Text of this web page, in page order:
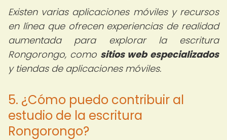
Existen varias aplicaciones móviles y recursos
en línea que ofrecen experiencias de realidad
aumentada para explorar la escritura
Rongorongo, como sitios web especializados
y tiendas de aplicaciones móviles.
5. ¿Cómo puedo contribuir al
estudio de la escritura
Rongorongo?